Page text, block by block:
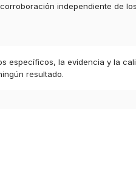
independiente de
específicos, la evidencia y la
resultado.